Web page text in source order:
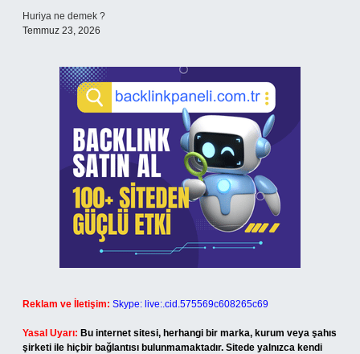
Huriya ne demek ?
Temmuz 23, 2026
Reklam ve İletişim: Skype: live:.cid.575569c608265c69
Yasal Uyarı: Bu internet sitesi, herhangi bir marka, kurum veya şahıs
şirketi ile hiçbir bağlantısı bulunmamaktadır. Sitede yalnızca kendi